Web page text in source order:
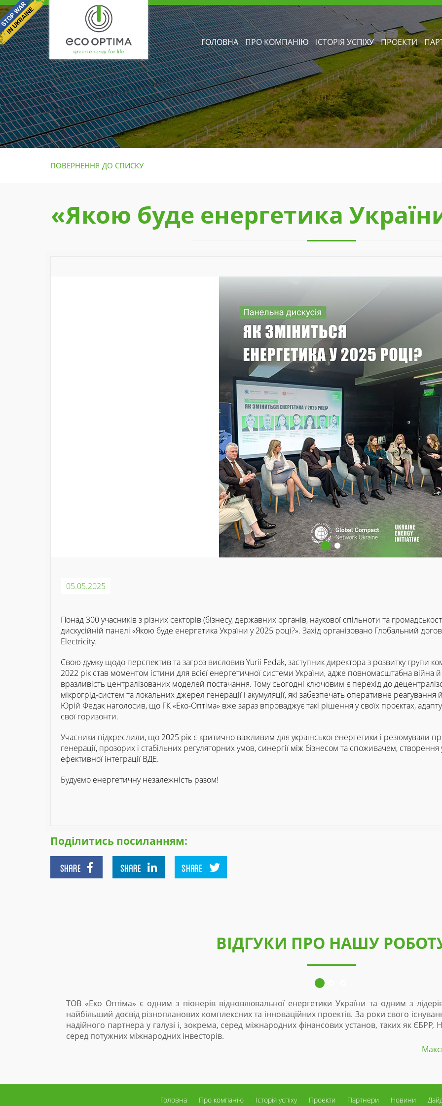
ГОЛОВНА ПРО КОМПАНІЮ ІСТОРІЯ УСПІХУ ПРОЕКТИ
ПОВЕРНЕННЯ ДО СПИСКУ
«Якою буде енергетика
05.05.2025
Понад 300 учасників з різних секторів (бізнесу, державних органів, наукової спільноти та
дискусійній панелі «Якою буде енергетика України у 2025 році?». Захід організовано Глобальний
Electricity.
Свою думку щодо перспектив та загроз висловив Yurii Fedak, заступник директора з розвитку групи
2022 рік став моментом істини для всієї енергетичної системи України, адже повномасштабна війна
вразливість централізованих моделей постачання. Тому сьогодні ключовим є перехід до
мікрогрід-систем та локальних джерел генерації і акумуляції, які забезпечать оперативне реагування
Юрій Федак наголосив, що ГК «Еко-Оптіма» вже зараз впроваджує такі рішення у своїх проєктах,
свої горизонти.
Учасники підкреслили, що 2025 рік є критично важливим для української енергетики і резюмували
генерації, прозорих і стабільних регуляторних умов, синергії між бізнесом та споживачем,
ефективної інтеграції ВДЕ.
Будуємо енергетичну незалежність разом!
Поділитись посиланням:
SHARE SHARE SHARE
ВІДГУКИ ПРО НАШУ
ТОВ «Еко Оптіма» є одним з піонерів відновлювальної енергетики України та одним з
найбільший досвід різнопланових комплексних та інноваційних проектів. За роки свого
надійного партнера у галузі і, зокрема, серед міжнародних фінансових установ, таких як ЄБРР,
серед потужних міжнародних інвесторів.
Головна Про компанію Історія успіху Проекти Партнери Новини